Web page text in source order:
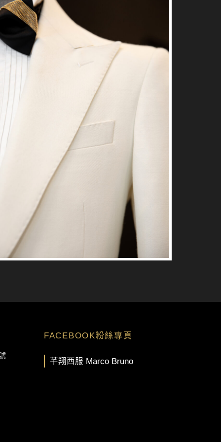
FACEBOOK粉絲專頁
芊翔西服 Marco Bruno